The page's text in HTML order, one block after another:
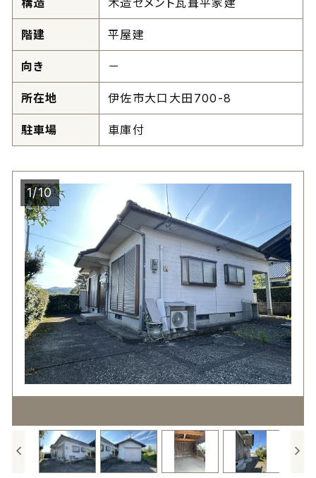
階建 平屋建
向き －
所在地 伊佐市大口大田700-8
駐車場 車庫付
1/10